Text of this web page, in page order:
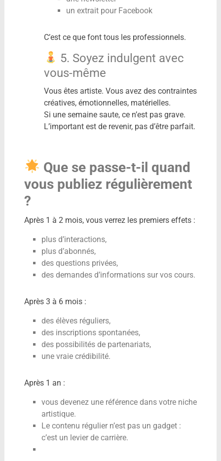
un extrait pour Facebook
C’est ce que font tous les professionnels.
5. Soyez indulgent avec
vous-même
Vous êtes artiste. Vous avez des contraintes
créatives, émotionnelles, matérielles.
Si une semaine saute, ce n’est pas grave.
L’important est de revenir, pas d’être parfait.
Que se passe-t-il quand
vous publiez régulièrement
?
Après 1 à 2 mois, vous verrez les premiers effets :
plus d’interactions,
plus d’abonnés,
des questions privées,
des demandes d’informations sur vos cours.
Après 3 à 6 mois :
des élèves réguliers,
des inscriptions spontanées,
des possibilités de partenariats,
une vraie crédibilité.
Après 1 an :
vous devenez une référence dans votre niche
artistique.
Le contenu régulier n’est pas un gadget :
c’est un levier de carrière.